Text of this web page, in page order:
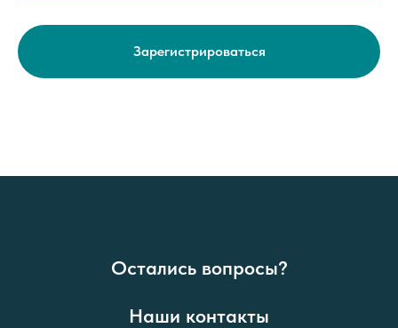
Зарегистрироваться
Остались вопросы?
Наши контакты